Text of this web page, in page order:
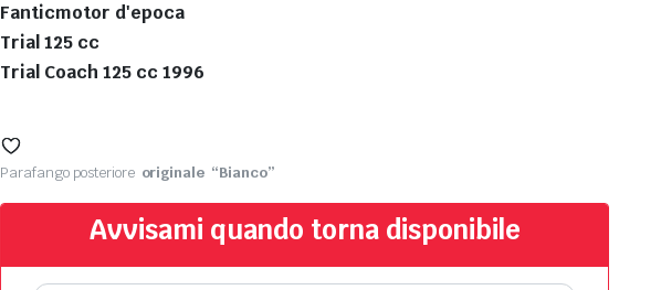
Fanticmotor d'epoca
Trial 125 cc
Trial Coach 125 cc 1996
Parafango posteriore originale “Bianco”
Avvisami quando torna disponibile